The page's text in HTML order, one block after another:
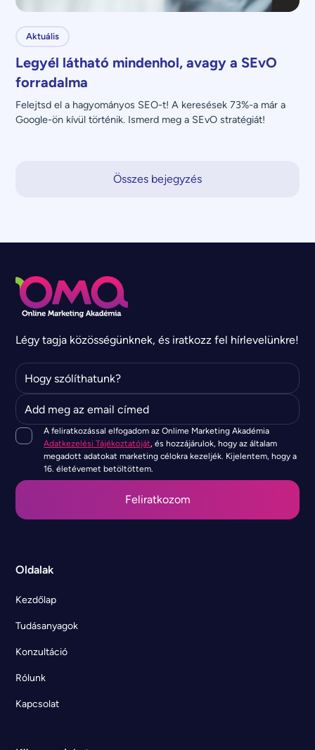
Aktuális
Legyél látható mindenhol, avagy a SEvO
forradalma
Felejtsd el a hagyományos SEO-t! A keresések 73%-a már a
Google-ön kívül történik. Ismerd meg a SEvO stratégiát!
Összes bejegyzés
Légy tagja közösségünknek, és iratkozz fel hírlevelünkre!
A feliratkozással elfogadom az Onlime Marketing Akadémia
Adatkezelési Tájékoztatóját, és hozzájárulok, hogy az általam
megadott adatokat marketing célokra kezeljék. Kijelentem, hogy a
16. életévemet betöltöttem.
Oldalak
Kezdőlap
Tudásanyagok
Konzultáció
Rólunk
Kapcsolat